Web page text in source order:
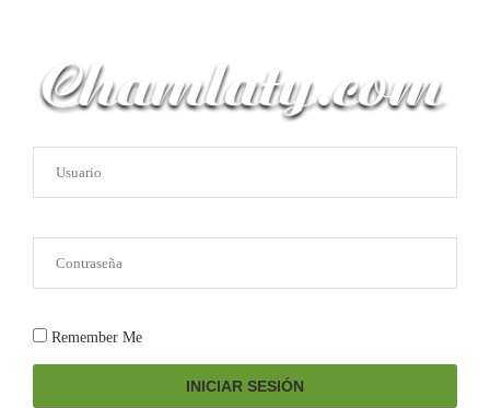
Remember Me
INICIAR SESIÓN